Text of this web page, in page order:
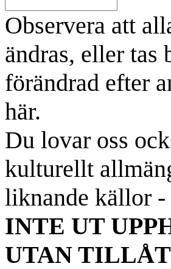
Observera att
ändras, eller tas
förändrad efter
här.
Du lovar oss
kulturellt
liknande källor -
INTE UT
UTAN